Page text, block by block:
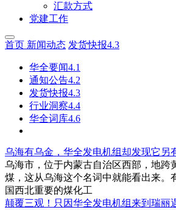
汇款方式
党建工作
首页 新闻动态 发货快报4.3
华全要闻4.1
通知公告4.2
发货快报4.3
行业洞察4.4
华全词库4.6
乌海有乌金，华全发电机组却发现它另
乌海市，位于内蒙古自治区西部，地跨
煤，这从乌海这个名词中就能看出来。
国西北重要的煤化工
颠覆三观！只因华全发电机组来到瑞